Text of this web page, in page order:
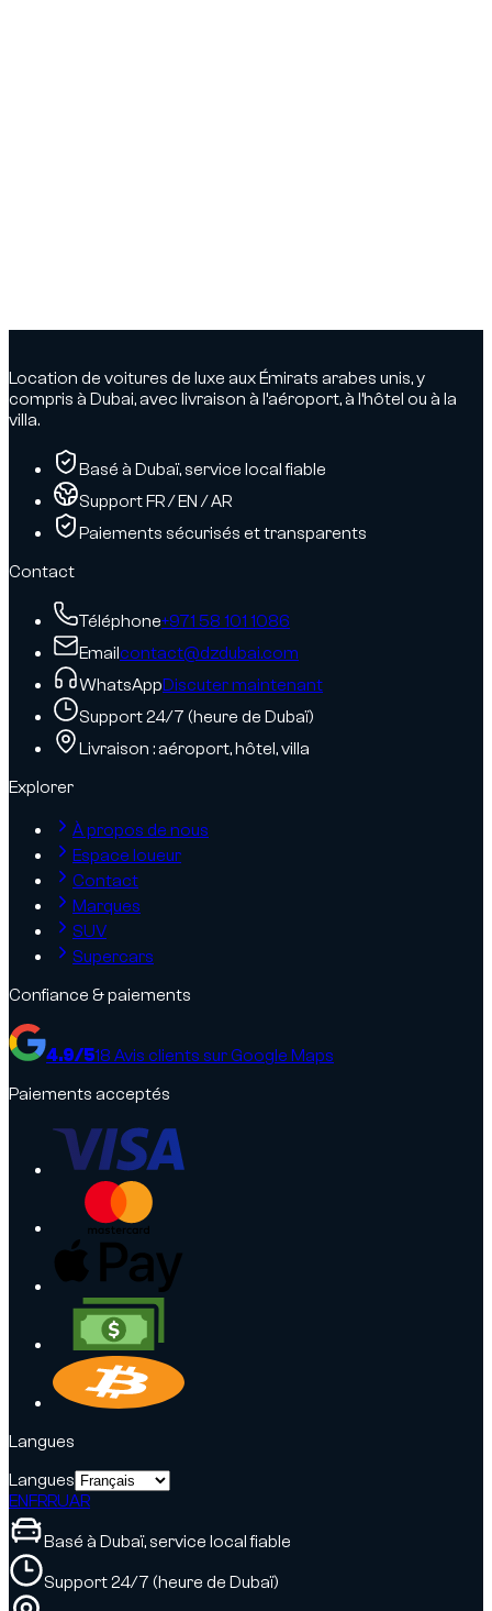
Location de voitures de luxe aux Émirats arabes unis, y
compris à Dubai, avec livraison à l’aéroport, à l’hôtel ou à la
villa.
Basé à Dubaï, service local fiable
Support FR / EN / AR
Paiements sécurisés et transparents
Contact
Téléphone+971 58 101 1086
Emailcontact@dzdubai.com
WhatsAppDiscuter maintenant
Support 24/7 (heure de Dubaï)
Livraison : aéroport, hôtel, villa
Explorer
À propos de nous
Espace loueur
Contact
Marques
SUV
Supercars
Confiance & paiements
4.9/518 Avis clients sur Google Maps
Paiements acceptés
Langues
Langues
ENFRRUAR
Basé à Dubaï, service local fiable
Support 24/7 (heure de Dubaï)